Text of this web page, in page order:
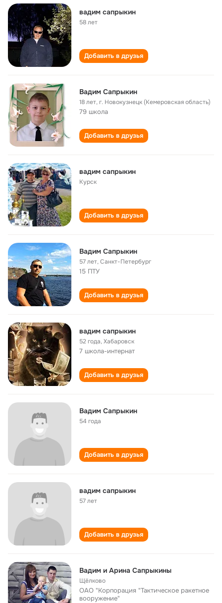
вадим сапрыкин
58 лет
Добавить в друзья
Вадим Сапрыкин
18 лет,г. Новокузнецк (Кемеровская область)
79 школа
Добавить в друзья
вадим сапрыкин
Курск
Добавить в друзья
Вадим Сапрыкин
57 лет,Санкт-Петербург
15 ПТУ
Добавить в друзья
вадим сапрыкин
52 года,Хабаровск
7 школа-интернат
Добавить в друзья
Вадим Сапрыкин
54 года
Добавить в друзья
вадим сапрыкин
57 лет
Добавить в друзья
Вадим и Арина Сапрыкины
Щёлково
ОАО "Корпорация "Тактическое ракетное
вооружение"